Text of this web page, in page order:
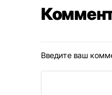
Введите ваш